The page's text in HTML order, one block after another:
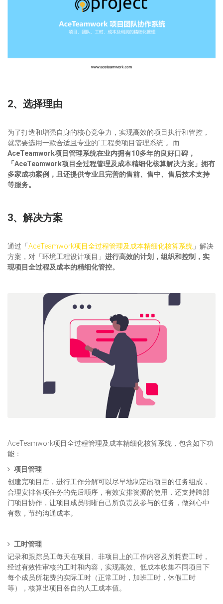
2、选择理由
为了打造和增强自身的核心竞争力，实现高效的项目执行和管控，
就需要选用一款合适且专业的“工程类项目管理系统”。而
AceTeamwork项目管理系统在业内拥有10多年的良好口碑，
「AceTeamwork项目全过程管理及成本精细化核算解决方案」拥有
多家成功案例，且还提供专业且完善的售前、售中、售后技术支持
等服务。
3、解决方案
通过「 AceTeamwork项目全过程管理及成本精细化核算系统 」解决
方案，对「环境工程设计项目」 进行高效的计划，组织和控制，实
现项目全过程及成本的精细化管控。
AceTeamwork项目全过程管理及成本精细化核算系统，包含如下功
能：
项目管理
创建完项目后，进行工作分解可以尽早地制定出项目的任务组成，
合理安排各项任务的先后顺序，有效安排资源的使用，还支持跨部
门项目协作，让项目成员明晰自己所负责及参与的任务，做到心中
有数，节约沟通成本。
工时管理
记录和跟踪员工每天在项目、非项目上的工作内容及所耗费工时，
经过有效性审核的工时和内容，实现高效、低成本收集不同项目下
每个成员所花费的实际工时（正常工时，加班工时，休假工时
等），核算出项目各自的人工成本值。